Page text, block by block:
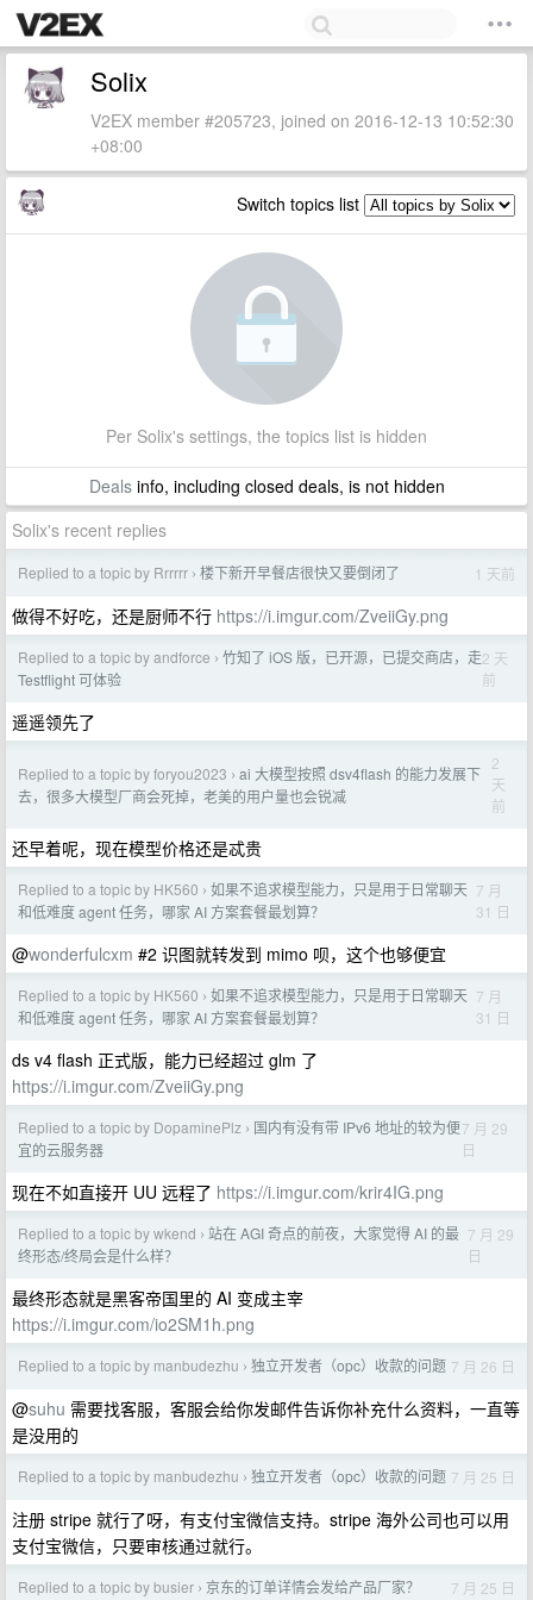
Solix
V2EX member #205723, joined on 2016-12-13 10:52:30
+08:00
Switch topics list
Per Solix's settings, the topics list is hidden
Dealsinfo, including closed deals, is not hidden
Solix's recent replies
Replied to a topic by Rrrrrr › 楼下新开早餐店很快又要倒闭了 1 天前
做得不好吃，还是厨师不行 https://i.imgur.com/ZveiiGy.png
Replied to a topic by andforce › 竹知了 iOS 版，已开源，已提交商店，走
Testflight 可体验
2 天
前
遥遥领先了
Replied to a topic by foryou2023 › ai 大模型按照 dsv4flash 的能力发展下
去，很多大模型厂商会死掉，老美的用户量也会锐减
2
天
前
还早着呢，现在模型价格还是忒贵
Replied to a topic by HK560 › 如果不追求模型能力，只是用于日常聊天
和低难度 agent 任务，哪家 AI 方案套餐最划算？
7 月
31 日
@wonderfulcxm #2 识图就转发到 mimo 呗，这个也够便宜
Replied to a topic by HK560 › 如果不追求模型能力，只是用于日常聊天
和低难度 agent 任务，哪家 AI 方案套餐最划算？
7 月
31 日
ds v4 flash 正式版，能力已经超过 glm 了
https://i.imgur.com/ZveiiGy.png
Replied to a topic by DopaminePlz › 国内有没有带 IPv6 地址的较为便
宜的云服务器
7 月 29
日
现在不如直接开 UU 远程了 https://i.imgur.com/krir4IG.png
Replied to a topic by wkend › 站在 AGI 奇点的前夜，大家觉得 AI 的最
终形态/终局会是什么样？
7 月 29
日
最终形态就是黑客帝国里的 AI 变成主宰
https://i.imgur.com/io2SM1h.png
Replied to a topic by manbudezhu › 独立开发者（opc）收款的问题 7 月 26 日
@suhu 需要找客服，客服会给你发邮件告诉你补充什么资料，一直等
是没用的
Replied to a topic by manbudezhu › 独立开发者（opc）收款的问题 7 月 25 日
注册 stripe 就行了呀，有支付宝微信支持。stripe 海外公司也可以用
支付宝微信，只要审核通过就行。
Replied to a topic by busier › 京东的订单详情会发给产品厂家？ 7 月 25 日